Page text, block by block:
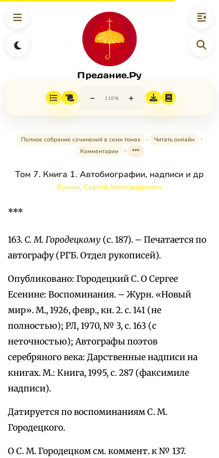
Предание.Ру
− 110% +
Полное собрание сочинений в семи томах
Читать онлайн
Комментарии
***
Том 7. Книга 1. Автобиографии, надписи и др
Есенин, Сергей Александрович
***
163. С. М. Городецкому (с. 187). – Печатается по
автографу (РГБ. Отдел рукописей).
Опубликовано: Городецкий С. О Сергее
Есенине: Воспоминания. – Журн. «Новый
мир». М., 1926, февр., кн. 2. с. 141 (не
полностью); РЛ, 1970, № 3, с. 163 (с
неточностью); Автографы поэтов
серебряного века: Дарственные надписи на
книгах. М.: Книга, 1995, с. 287 (факсимиле
надписи).
Датируется по воспоминаниям С. М.
Городецкого.
О С. М. Городецком см. коммент. к № 137.